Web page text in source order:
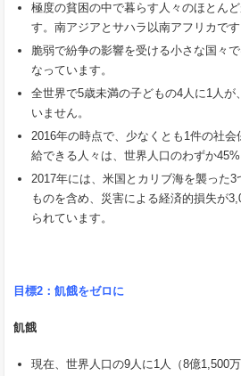
極度の貧困の中で暮らす人々のほとん
す。南アジアとサハラ以南アフリカです
脆弱で紛争の影響を受ける小さな国々
なっています。
全世界で5歳未満の子どもの4人に1人が
いません。
2016年の時点で、少なくとも1件の社
給できる人々は、世界人口のわずか45%
2017年には、米国とカリブ海を襲った
ものを含め、災害による経済的損失が
られています。
目標2 ：飢餓をゼロに
飢餓
現在、世界人口の9人に1人（8億1,500